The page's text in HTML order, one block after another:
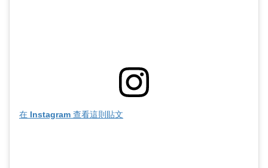
在 Instagram 查看這則貼文